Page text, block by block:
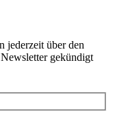
jederzeit über den
gekündigt